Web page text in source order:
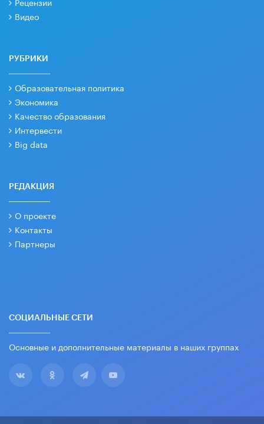
Видео
РУБРИКИ
Образовательная политика
Экономика
Качество образования
Интервести
Big data
РЕДАКЦИЯ
О проекте
Контакты
Партнеры
СОЦИАЛЬНЫЕ СЕТИ
Основные и дополнительные материалы в наших группах